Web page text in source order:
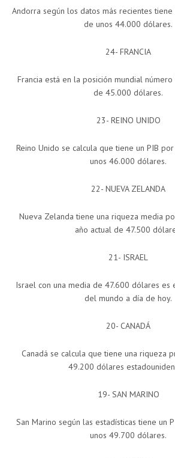
Andorra según los datos más recientes
de unos 44.000 dólares.
24- FRANCIA
Francia está en la posición mundial
de 45.000 dólares.
23- REINO UNIDO
Reino Unido se calcula que tiene un PIB
unos 46.000 dólares.
22- NUEVA ZELANDA
Nueva Zelanda tiene una riqueza media
año actual de 47.500
21- ISRAEL
Israel con una media de 47.600 dólares es
del mundo a día de hoy.
20- CANADÁ
Canadá se calcula que tiene una riqueza
49.200 dólares
19- SAN MARINO
San Marino según las estadísticas tiene un
unos 49.700 dólares.